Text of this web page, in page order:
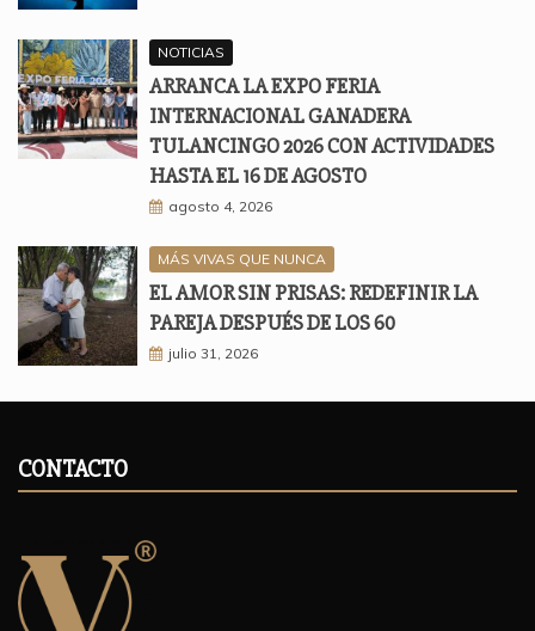
NOTICIAS
ARRANCA LA EXPO FERIA
INTERNACIONAL GANADERA
TULANCINGO 2026 CON ACTIVIDADES
HASTA EL 16 DE AGOSTO
agosto 4, 2026
MÁS VIVAS QUE NUNCA
EL AMOR SIN PRISAS: REDEFINIR LA
PAREJA DESPUÉS DE LOS 60
julio 31, 2026
CONTACTO